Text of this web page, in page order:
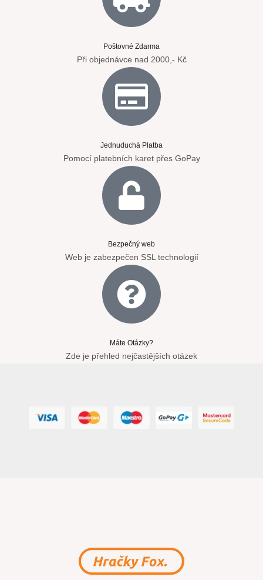
Poštovné Zdarma
Při objednávce nad 2000,- Kč
Jednuduchá Platba
Pomocí platebních karet přes GoPay
Bezpečný web
Web je zabezpečen SSL technologií
Máte Otázky?
Zde je přehled nejčastějších otázek